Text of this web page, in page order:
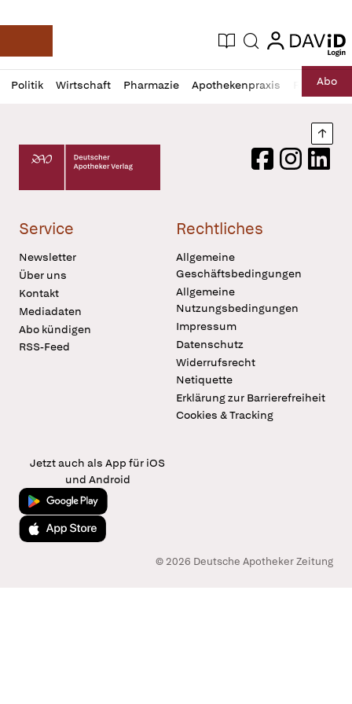
Deutsche Apotheker Zeitung
Aktuelle Ausgabe
Suche login
login
Politik Wirtschaft Pharmazie Apothekenpraxis RechtAbo
Profil
öffnen
Daz
Pur
Deutscher Apotheker Verlag Logo
FacebookInstagram
Service
Newsletter
Über uns
Kontakt
Mediadaten
Abo kündigen
RSS-Feed
Rechtliches
Allgemeine
Geschäftsbedingungen
Allgemeine
Nutzungsbedingungen
Impressum
Datenschutz
Widerrufsrecht
Netiquette
Erklärung zur Barrierefreiheit
Cookies & Tracking
Jetzt auch als App für iOS
und Android
Jetzt bei Google Play
Laden im App Store
© 2026 Deutsche Apotheker Zeitung